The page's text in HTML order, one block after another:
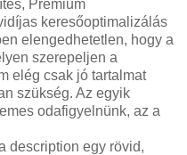
Prémium
keresőoptimalizálás
elengedhetetlen, hogy a
szerepeljen a
elég csak jó tartalmat
szükség. Az egyik
odafigyelnünk, az a
description egy rövid,